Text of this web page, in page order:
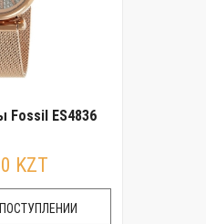
Fossil ES4836
KZT